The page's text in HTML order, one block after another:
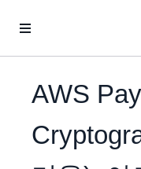
AWS